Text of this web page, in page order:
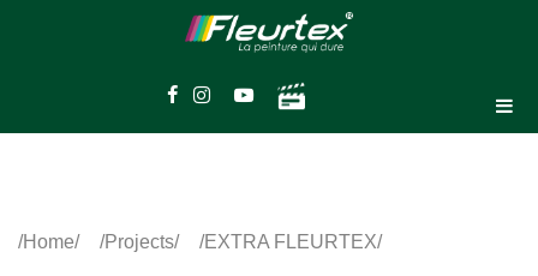
Home Projects EXTRA FLEURTEX